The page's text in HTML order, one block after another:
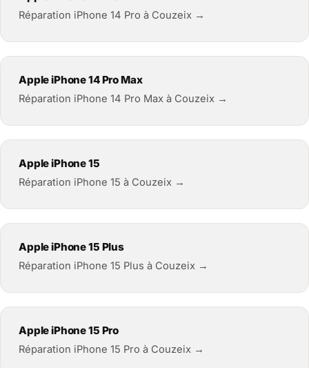
Réparation iPhone 14 Pro à Couzeix →
Apple iPhone 14 Pro Max
Réparation iPhone 14 Pro Max à Couzeix →
Apple iPhone 15
Réparation iPhone 15 à Couzeix →
Apple iPhone 15 Plus
Réparation iPhone 15 Plus à Couzeix →
Apple iPhone 15 Pro
Réparation iPhone 15 Pro à Couzeix →